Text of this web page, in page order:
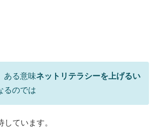
ある意味ネットリテラシーを上げるい
るのでは
しています。